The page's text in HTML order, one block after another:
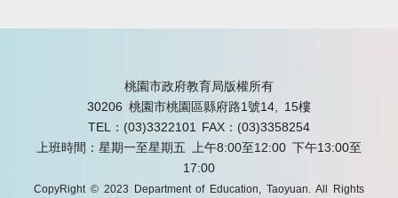
桃園市政府教育局版權所有
30206 桃園市桃園區縣府路1號14, 15樓
TEL：(03)3322101
FAX：(03)3358254
上班時間：星期一至星期五 上午8:00至12:00 下午13:00至
17:00
CopyRight © 2023 Department of Education, Taoyuan. All Rights